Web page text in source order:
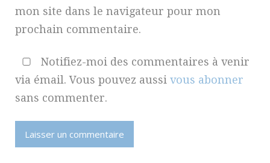
mon site dans le navigateur pour mon
prochain commentaire.
Notifiez-moi des commentaires à venir
via émail. Vous pouvez aussi vous abonner
sans commenter.